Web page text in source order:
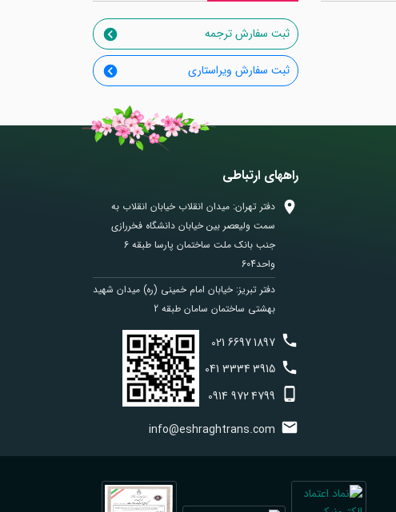
ثبت سفارش ترجمه
ثبت سفارش ویراستاری
راههای ارتباطی
دفتر تهران: میدان انقلاب خیابان انقلاب به
سمت ولیعصر بین خیابان دانشگاه فخررازی
جنب بانک ملت ساختمان پارسا طبقه 6
واحد604
دفتر تبریز: خیابان امام خمینی (ره) میدان شهید
بهشتی ساختمان سامان طبقه 2
021 66971897
041 33343915
0914 9724799
info@eshraghtrans.com